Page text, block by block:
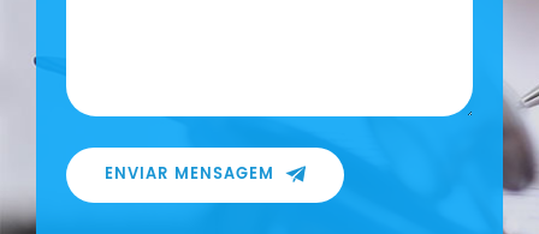
ENVIAR MENSAGEM